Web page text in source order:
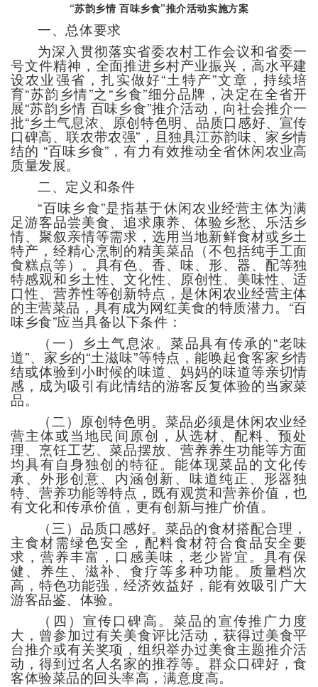
“苏韵乡情 百味乡食”推介活动实施方案
一、总体要求
为深入贯彻落实省委农村工作会议和省委一
号文件精神，全面推进乡村产业振兴，高水平建
设农业强省，扎实做好“土特产”文章，持续培
育“苏韵乡情”之“乡食”细分品牌，决定在全省开
展“苏韵乡情 百味乡食”推介活动，向社会推介一
批“乡土气息浓、原创特色明、品质口感好、宣传
口碑高、联农带农强”，且独具江苏韵味、家乡情
结的 “百味乡食”，有力有效推动全省休闲农业高
质量发展。
二、定义和条件
“百味乡食”是指基于休闲农业经营主体为满
足游客品尝美食、追求康养、体验乡愁、乐活乡
情、聚叙亲情等需求，选用当地新鲜食材或乡土
特产，经精心烹制的精美菜品（不包括纯手工面
食糕点等）。具有色、香、味、形、器、配等独
特感观和乡土性、文化性、原创性、美味性、适
口性、营养性等创新特点，是休闲农业经营主体
的主营菜品，具有成为网红美食的特质潜力。“百
味乡食”应当具备以下条件：
（一）乡土气息浓。菜品具有传承的“老味
道”、家乡的“土滋味”等特点，能唤起食客家乡情
结或体验到小时候的味道、妈妈的味道等亲切情
感，成为吸引有此情结的游客反复体验的当家菜
品。
（二）原创特色明。菜品必须是休闲农业经
营主体或当地民间原创，从选材、配料、预处
理、烹饪工艺、菜品摆放、营养养生功能等方面
均具有自身独创的特征。能体现菜品的文化传
承、外形创意、内涵创新、味道纯正、形器独
特、营养功能等特点，既有观赏和营养价值，也
有文化和传承价值，更有创新与推广价值。
（三）品质口感好。菜品的食材搭配合理，
主食材需绿色安全，配料食材符合食品安全要
求，营养丰富，口感美味，老少皆宜。具有保
健、养生、滋补、食疗等多种功能。质量档次
高，特色功能强，经济效益好，能有效吸引广大
游客品鉴、体验。
（四）宣传口碑高。菜品的宣传推广力度
大，曾参加过有关美食评比活动，获得过美食平
台推介或有关奖项，组织举办过美食主题推介活
动，得到过名人名家的推荐等。群众口碑好，食
客体验菜品的回头率高，满意度高。